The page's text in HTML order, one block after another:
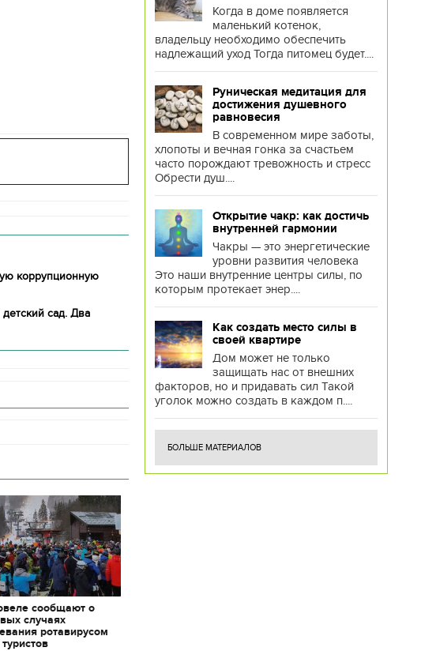
коррупционную
сад. Два
сообщают о
случаях
ротавирусом
Когда в доме появляется
маленький котенок,
владельцу необходимо обеспечить
надлежащий уход Тогда питомец будет....
Руническая медитация для
достижения душевного
равновесия
В современном мире заботы,
хлопоты и вечная гонка за счастьем
часто порождают тревожность и стресс
Обрести душ....
Открытие чакр: как достичь
внутренней гармонии
Чакры — это энергетические
уровни развития человека
Это наши внутренние центры силы, по
которым протекает энер....
Как создать место силы в
своей квартире
Дом может не только
защищать нас от внешних
факторов, но и придавать сил Такой
уголок можно создать в каждом п....
БОЛЬШЕ МАТЕРИАЛОВ